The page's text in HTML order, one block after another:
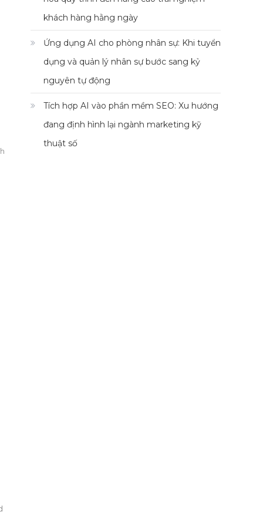
khách hàng hằng ngày
Ứng dụng AI cho phòng nhân sự: Khi tuyển
dụng và quản lý nhân sự bước sang kỷ
nguyên tự động
Tích hợp AI vào phần mềm SEO: Xu hướng
đang định hình lại ngành marketing kỹ
thuật số